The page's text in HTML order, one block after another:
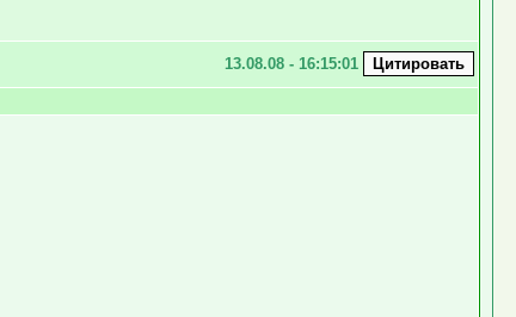
13.08.08 - 16:15:01